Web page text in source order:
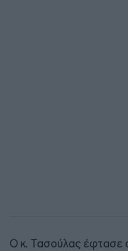
Ο κ. Τασούλας έφτασε